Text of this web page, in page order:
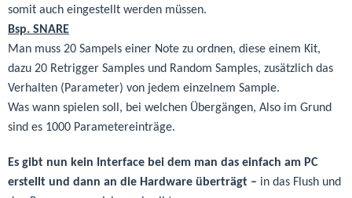
somit auch eingestellt werden müssen.
Bsp. SNARE
Man muss 20 Sampels einer Note zu ordnen, diese einem Kit,
dazu 20 Retrigger Samples und Random Samples, zusätzlich das
Verhalten (Parameter) von jedem einzelnem Sample.
Was wann spielen soll, bei welchen Übergängen, Also im Grund
sind es 1000 Parametereinträge.
Es gibt nun kein Interface bei dem man das einfach am PC
erstellt und dann an die Hardware überträgt – in das Flush und